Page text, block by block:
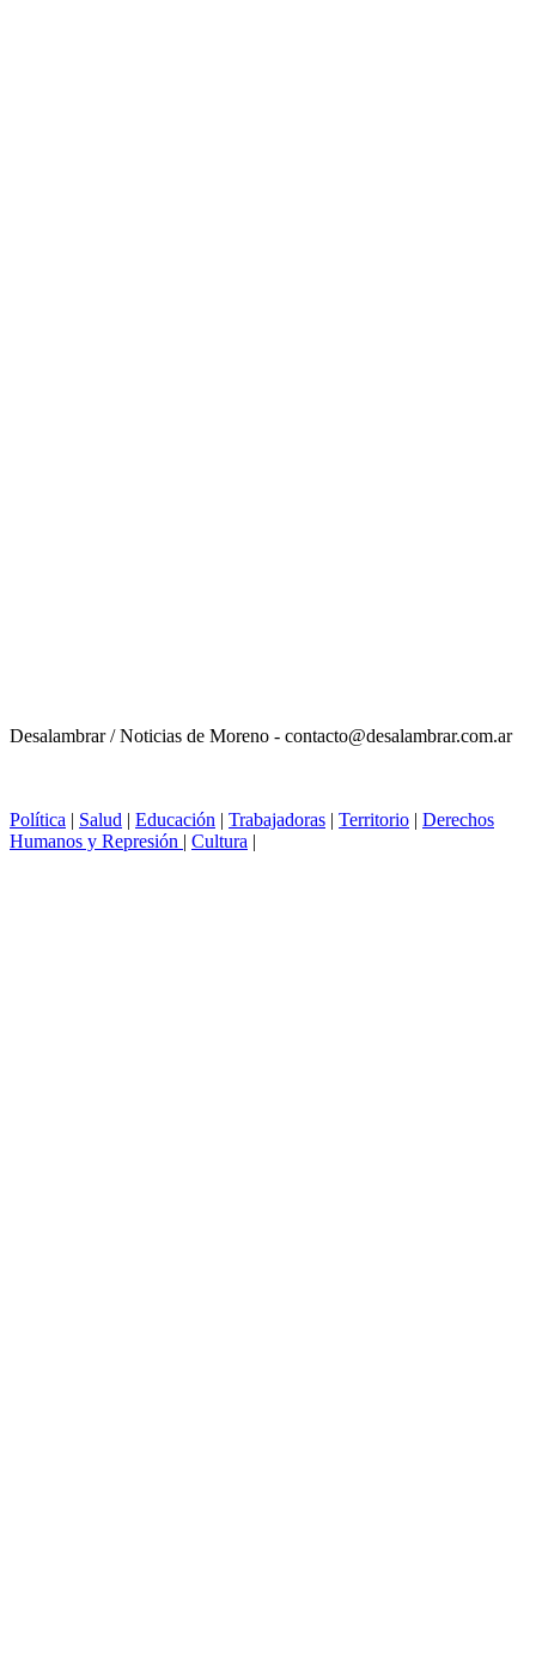
Desalambrar / Noticias de Moreno - contacto@desalambrar.com.ar
Política | Salud | Educación | Trabajadoras | Territorio | Derechos
Humanos y Represión | Cultura |